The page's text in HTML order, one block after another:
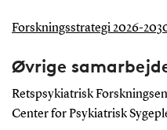
Forskningsstrategi 2026-
Øvrige
Retspsykiatrisk
Center for Psykiatrisk